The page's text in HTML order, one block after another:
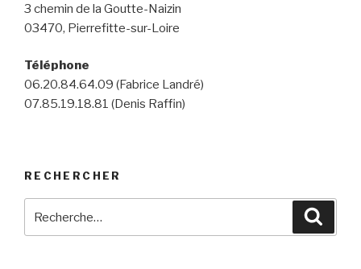
3 chemin de la Goutte-Naizin
03470, Pierrefitte-sur-Loire
Téléphone
06.20.84.64.09 (Fabrice Landré)
07.85.19.18.81 (Denis Raffin)
RECHERCHER
pour